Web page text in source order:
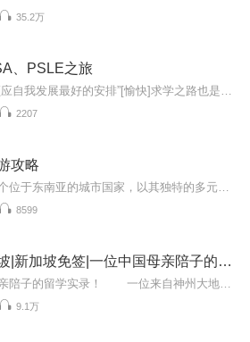
35.2万
、PSLE之旅
2207
攻略
8599
陪读新加坡|新加坡免签|一位中国母亲陪子的留学实录
9.1万